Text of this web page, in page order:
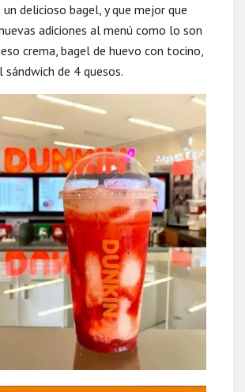
delicioso bagel, y que mejor que
adiciones al menú como lo son
crema, bagel de huevo con tocino,
sándwich de 4 quesos.